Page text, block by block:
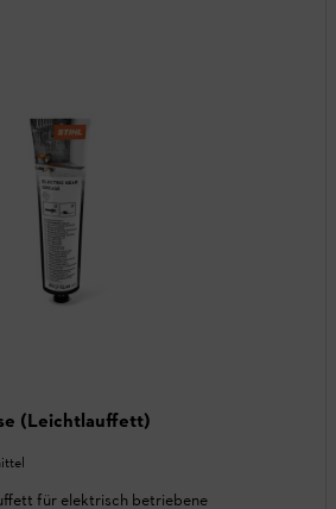
(Leichtlauffett)
für elektrisch betriebene